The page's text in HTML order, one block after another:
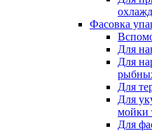
Фасовка
Для
Для
Для
Для
мойки
Для